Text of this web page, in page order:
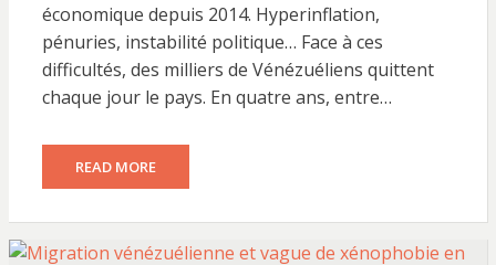
économique depuis 2014. Hyperinflation,
pénuries, instabilité politique… Face à ces
difficultés, des milliers de Vénézuéliens quittent
chaque jour le pays. En quatre ans, entre…
READ MORE